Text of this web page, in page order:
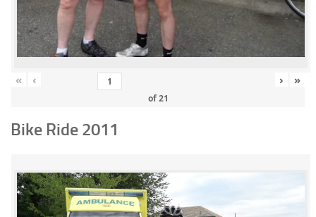
« ‹
of21
› »
Bike Ride 2011